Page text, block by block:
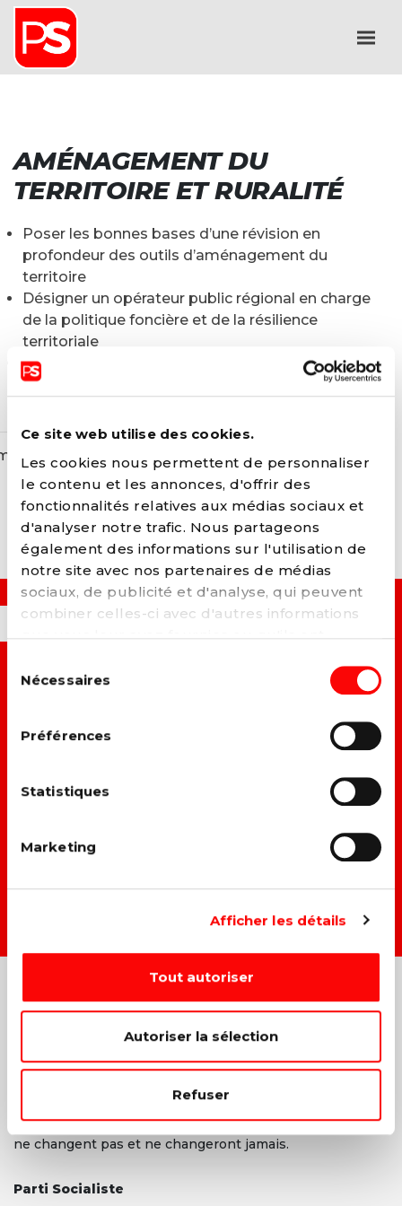
Ce site web utilise des cookies.
Les cookies nous permettent de personnaliser
le contenu et les annonces, d'offrir des
fonctionnalités relatives aux médias sociaux et
d'analyser notre trafic. Nous partageons
également des informations sur l'utilisation de
notre site avec nos partenaires de médias
sociaux, de publicité et d'analyse, qui peuvent
combiner celles-ci avec d'autres informations
services. Vous pouvez à tout moment modifier
politique
duNécessaires
Préférences
Statistiques
Marketing
Afficher les détails
Tout autoriser
Autoriser la sélection
Refuser
AMÉNAGEMENT DU
TERRITOIRE ET RURALITÉ
Poser les bonnes bases d’une révision en
profondeur des outils d’aménagement du
territoire
Désigner un opérateur public régional en charge
de la politique foncière et de la résilience
territoriale
Intégrer l’adaptation au changement climatique
et la protection des citoyens dans les politiques
Les valeurs d’égalité, de fraternité, de solidarité, de justice
et de liberté sont à l’origine de tous les combats menés
contemporaine et aux nouveaux enjeux, mais nos valeurs
ne changent pas et ne changeront jamais.
Parti Socialiste
OUI, JE VEUX...
→ Construire un monde plus juste et solidaire.
méliorer la vie des travailleurs.
→ Donner une vraie place à chacun dans la société.